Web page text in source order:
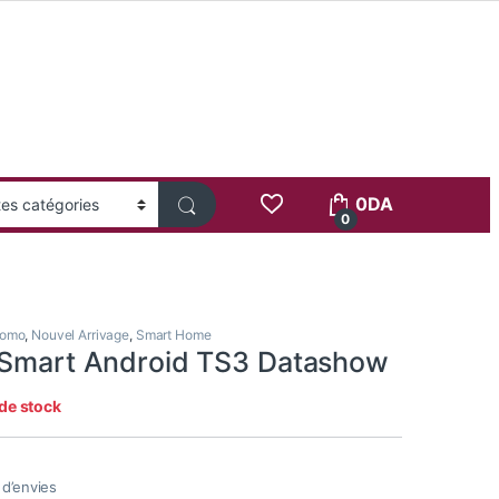
0
0DA
, Nouvel Arrivage, Smart Home
Android TS3 Datashow
stock